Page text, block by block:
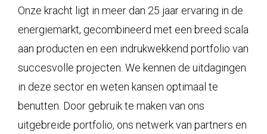
Onze kracht ligt in meer dan 25 jaar ervaring in de
energiemarkt, gecombineerd met een breed scala
aan producten en een indrukwekkend portfolio van
succesvolle projecten. We kennen de uitdagingen
in deze sector en weten kansen optimaal te
benutten. Door gebruik te maken van ons
uitgebreide portfolio, ons netwerk van partners en